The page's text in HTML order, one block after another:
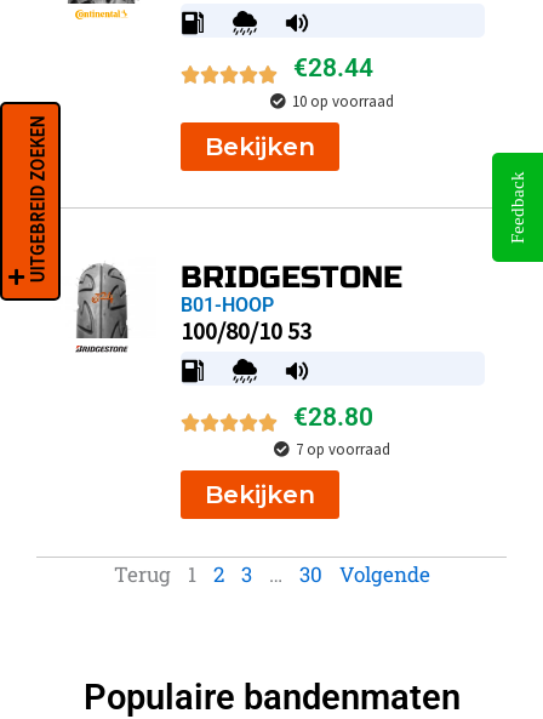
€28.44
10 op voorraad
Bekijken
BRIDGESTONE
B01-HOOP
100/80/10 53
€28.80
7 op voorraad
Bekijken
Terug 1 2 3 … 30 Volgende
Populaire bandenmaten
UITGEBREID ZOEKEN Feedback